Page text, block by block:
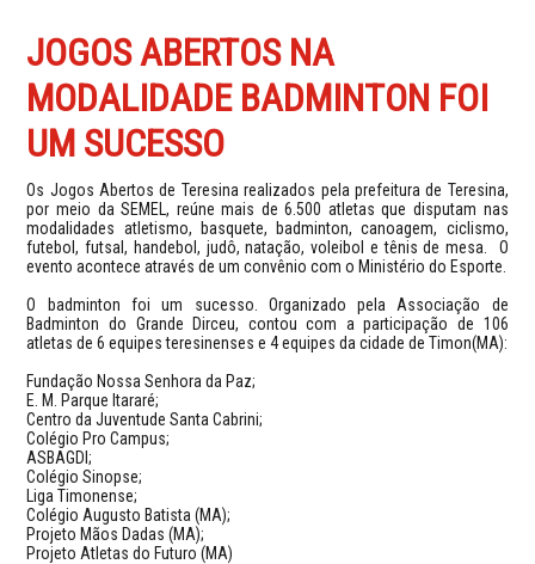
JOGOS ABERTOS NA
MODALIDADE BADMINTON FOI
UM SUCESSO
Os Jogos Abertos de Teresina realizados pela prefeitura de Teresina,
por meio da SEMEL, reúne mais de 6.500 atletas que disputam nas
modalidades atletismo, basquete, badminton, canoagem, ciclismo,
futebol, futsal, handebol, judô, natação, voleibol e tênis de mesa. O
evento acontece através de um convênio com o Ministério do Esporte.
O badminton foi um sucesso. Organizado pela Associação de
Badminton do Grande Dirceu, contou com a participação de 106
atletas de 6 equipes teresinenses e 4 equipes da cidade de Timon(MA):
Fundação Nossa Senhora da Paz;
E. M. Parque Itararé;
Centro da Juventude Santa Cabrini;
Colégio Pro Campus;
ASBAGDI;
Colégio Sinopse;
Liga Timonense;
Colégio Augusto Batista (MA);
Projeto Mãos Dadas (MA);
Projeto Atletas do Futuro (MA)